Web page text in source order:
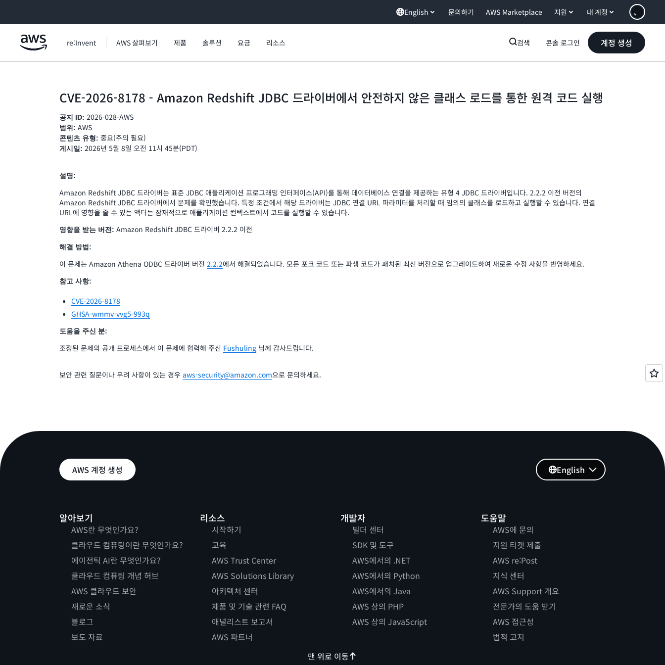
English 문의하기 AWS Marketplace 지원 내 계정
re:Invent AWS 살펴보기 제품 솔루션 요금 리소스 검색 콘솔 로그인 계정 생성
CVE-2026-8178 - Amazon Redshift JDBC 드라이버에서 안전하지 않은 클래스 로드를 통한 원격 코드 실행
공지 ID: 2026-028-AWS
범위: AWS
콘텐츠 유형: 중요(주의 필요)
게시일: 2026년 5월 8일 오전 11시 45분(PDT)
설명:
Amazon Redshift JDBC 드라이버는 표준 JDBC 애플리케이션 프로그래밍 인터페이스(API)를 통해 데이터베이스 연결을 제공하는 유형 4 JDBC 드라이버입니다. 2.2.2 이전 버전의
Amazon Redshift JDBC 드라이버에서 문제를 확인했습니다. 특정 조건에서 해당 드라이버는 JDBC 연결 URL 파라미터를 처리할 때 임의의 클래스를 로드하고 실행할 수 있습니다. 연결
URL에 영향을 줄 수 있는 액터는 잠재적으로 애플리케이션 컨텍스트에서 코드를 실행할 수 있습니다.
영향을 받는 버전: Amazon Redshift JDBC 드라이버 2.2.2 이전
해결 방법:
이 문제는 Amazon Athena ODBC 드라이버 버전 2.2.2에서 해결되었습니다. 모든 포크 코드 또는 파생 코드가 패치된 최신 버전으로 업그레이드하여 새로운 수정 사항을 반영하세요.
참고 사항:
CVE-2026-8178
GHSA-wmmv-vvg5-993q
도움을 주신 분:
조정된 문제의 공개 프로세스에서 이 문제에 협력해 주신 Fushuling 님께 감사드립니다.
보안 관련 질문이나 우려 사항이 있는 경우 aws-security@amazon.com으로 문의하세요.
AWS 계정 생성
알아보기
AWS란 무엇인가요?
클라우드 컴퓨팅이란 무엇인가요?
에이전틱 AI란 무엇인가요?
클라우드 컴퓨팅 개념 허브
AWS 클라우드 보안
새로운 소식
블로그
보도 자료
리소스
시작하기
교육
AWS Trust Center
AWS Solutions Library
아키텍처 센터
제품 및 기술 관련 FAQ
애널리스트 보고서
AWS 파트너
개발자
빌더 센터
SDK 및 도구
AWS에서의 .NET
AWS에서의 Python
AWS에서의 Java
AWS 상의 PHP
AWS 상의 JavaScript
도움말
AWS에 문의
지원 티켓 제출
AWS re:Post
지식 센터
AWS Support 개요
전문가의 도움 받기
AWS 접근성
법적 고지
English
맨 위로 이동